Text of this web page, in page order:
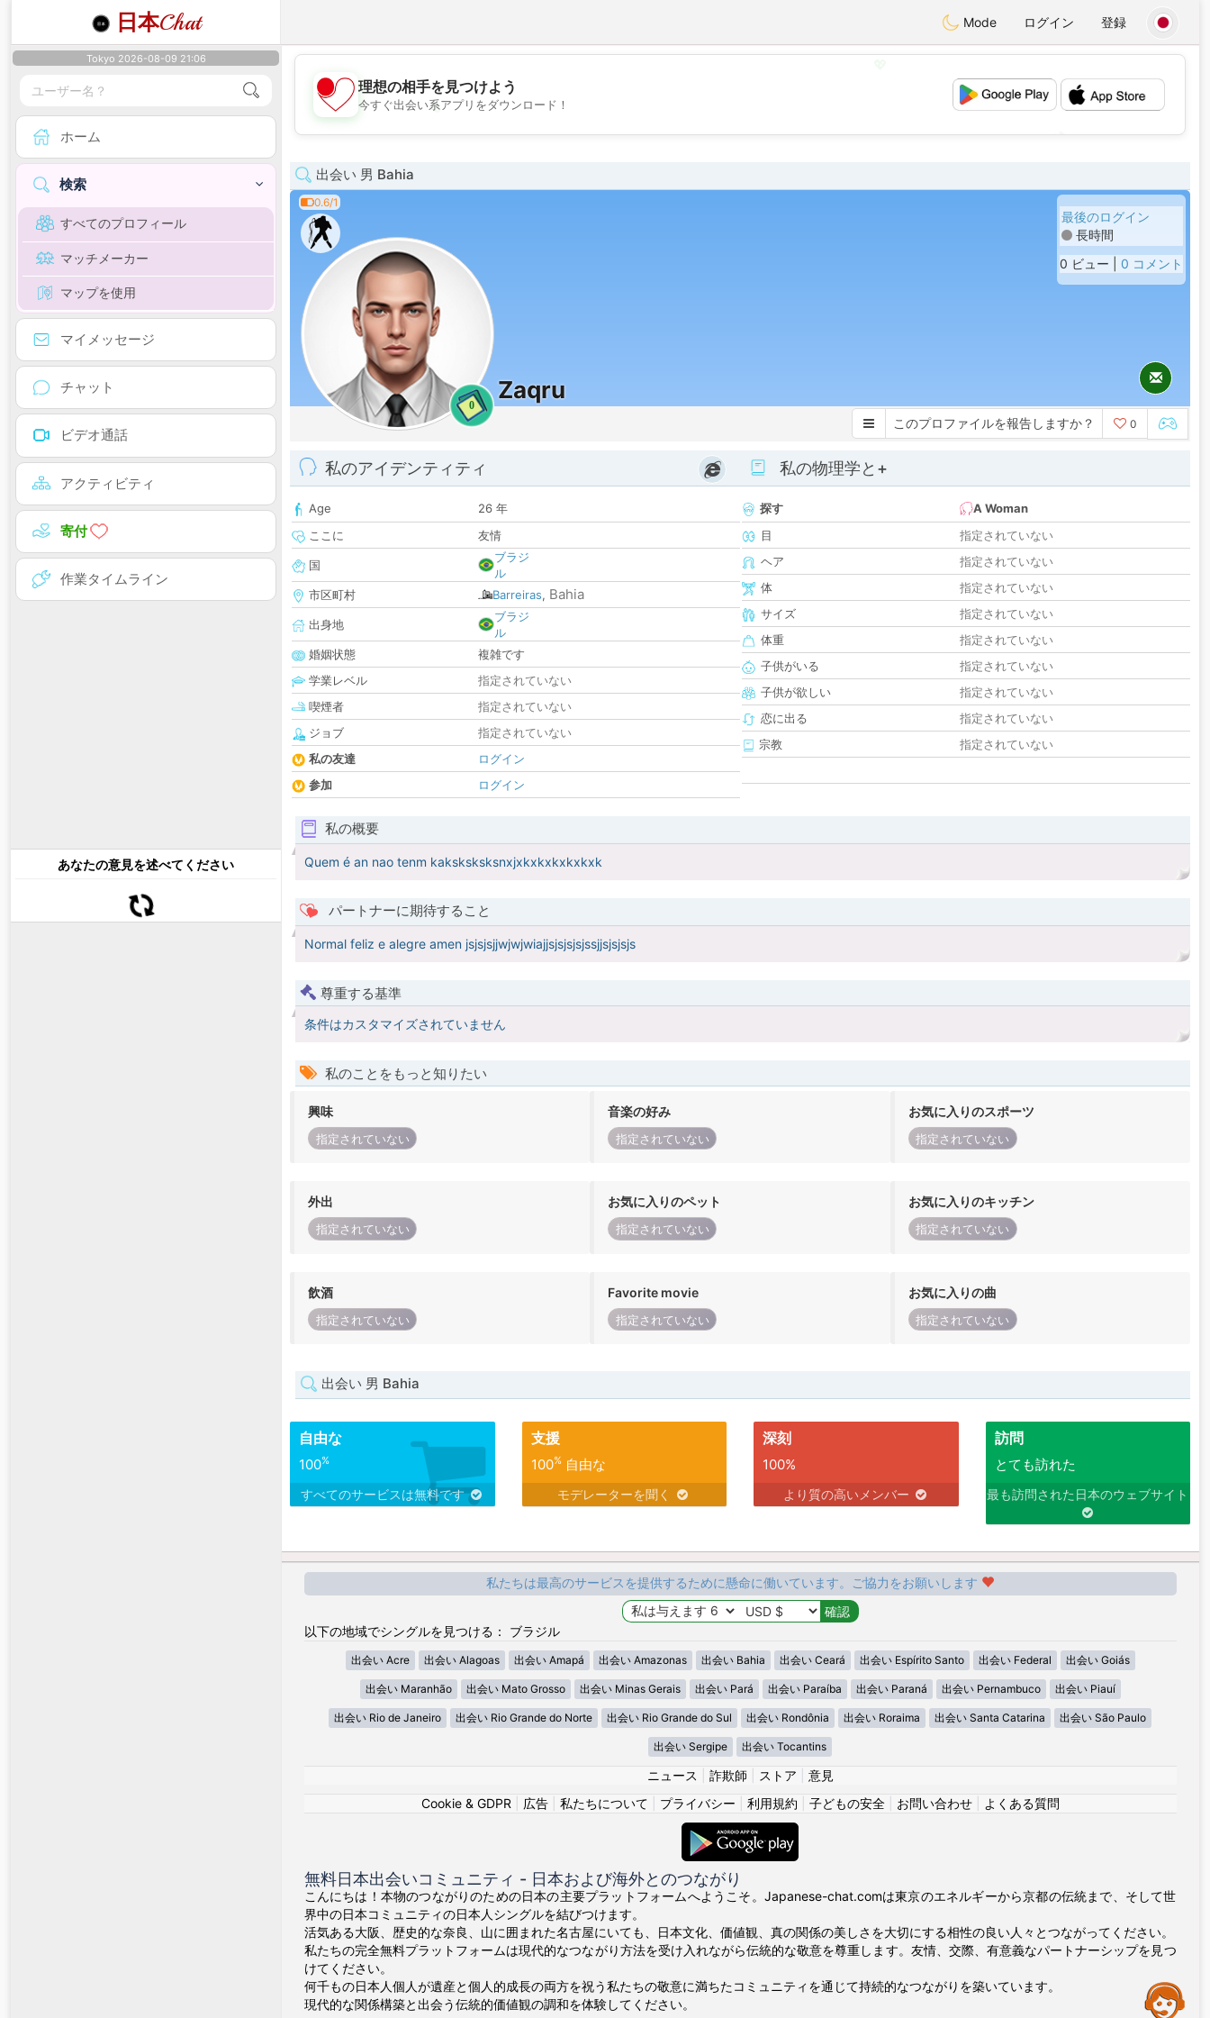
日本Chat Mode ログイン 登録
Tokyo 2026-08-09 21:06
ホーム
検索
すべてのプロフィール
マッチメーカー
マップを使用
マイメッセージ
チャット
ビデオ通話
アクティビティ
寄付
作業タイムライン
あなたの意見を述べてください
💖
理想の相手を見つけよう
今すぐ出会い系アプリをダウンロード！
出会い 男 Bahia
0.6/1
0
Zaqru
最後のログイン
長時間
0 ビュー | 0 コメント
このプロファイルを報告しますか？ 0
私のアイデンティティ
Age
26 年
ここに
友情
国
ブラジ
ル
市区町村
Barreiras, Bahia
出身地
ブラジ
ル
婚姻状態
複雑です
学業レベル
指定されていない
喫煙者
指定されていない
ジョブ
指定されていない
私の友達
ログイン
参加
ログイン
私の物理学と+
探す
A Woman
目
指定されていない
ヘア
指定されていない
体
指定されていない
サイズ
指定されていない
体重
指定されていない
子供がいる
指定されていない
子供が欲しい
指定されていない
恋に出る
指定されていない
宗教
指定されていない
私の概要
Quem é an nao tenm kaksksksksnxjxkxkxkxkxkxk
パートナーに期待すること
Normal feliz e alegre amen jsjsjsjjwjwjwiajjsjsjsjsjssjjsjsjsjs
尊重する基準
条件はカスタマイズされていません
私のことをもっと知りたい
興味
指定されていない
音楽の好み
指定されていない
お気に入りのスポーツ
指定されていない
外出
指定されていない
お気に入りのペット
指定されていない
お気に入りのキッチン
指定されていない
飲酒
指定されていない
Favorite movie
指定されていない
お気に入りの曲
指定されていない
出会い 男 Bahia
自由な
100%
すべてのサービスは無料です
支援
100%自由な
モデレーターを聞く
深刻
100%
より質の高いメンバー
訪問
とても訪れた
最も訪問された日本のウェブサイト
私たちは最高のサービスを提供するために懸命に働いています。ご協力をお願いします
以下の地域でシングルを見つける： ブラジル
出会い Acre 出会い Alagoas 出会い Amapá 出会い Amazonas 出会い Bahia 出会い Ceará 出会い Espírito Santo 出会い Federal 出会い Goiás
出会い Maranhão 出会い Mato Grosso 出会い Minas Gerais 出会い Pará 出会い Paraíba 出会い Paraná 出会い Pernambuco 出会い Piauí
出会い Rio de Janeiro 出会い Rio Grande do Norte 出会い Rio Grande do Sul 出会い Rondônia 出会い Roraima 出会い Santa Catarina 出会い São Paulo
出会い Sergipe 出会い Tocantins
ニュース 詐欺師 ストア
意見
Cookie & GDPR
広告| 私たちについて プライバシー 利用規約 子どもの安全| お問い合わせ| よくある質問
無料日本出会いコミュニティ - 日本および海外とのつながり
こんにちは！本物のつながりのための日本の主要プラットフォームへようこそ。Japanese-chat.comは東京のエネルギーから京都の伝統まで、そして世
界中の日本コミュニティの日本人シングルを結びつけます。
活気ある大阪、歴史的な奈良、山に囲まれた名古屋にいても、日本文化、価値観、真の関係の美しさを大切にする相性の良い人々とつながってください。
私たちの完全無料プラットフォームは現代的なつながり方法を受け入れながら伝統的な敬意を尊重します。友情、交際、有意義なパートナーシップを見つ
けてください。
何千もの日本人個人が遺産と個人的成長の両方を祝う私たちの敬意に満ちたコミュニティを通じて持続的なつながりを築いています。
現代的な関係構築と出会う伝統的価値観の調和を体験してください。
Assistance